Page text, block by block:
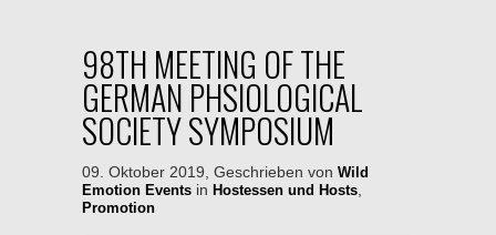
98TH MEETING OF THE
GERMAN PHSIOLOGICAL
SOCIETY SYMPOSIUM
09. Oktober 2019, Geschrieben von Wild
Emotion Events in Hostessen und Hosts
Promotion